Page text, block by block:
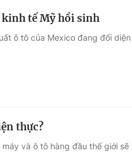
kinh tế Mỹ hồi sinh
ô tô của Mexico đang đối
thực?
và ô tô hàng đầu thế giới sẽ